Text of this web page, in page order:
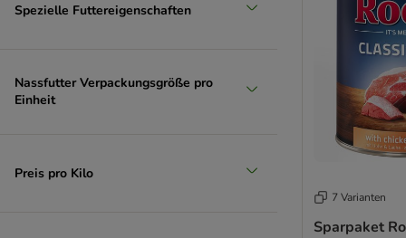
Extra-groß > 45 kg
Spezielle Futtereigenschaften
Nassfutter Verpackungsgröße pro
Einheit
Preis pro Kilo
7 Varianten
Sparpaket